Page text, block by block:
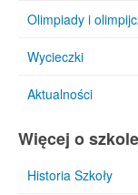
Olimpiady i
Wycieczki
Aktualności
Więcej o szkole
Historia Szkoły